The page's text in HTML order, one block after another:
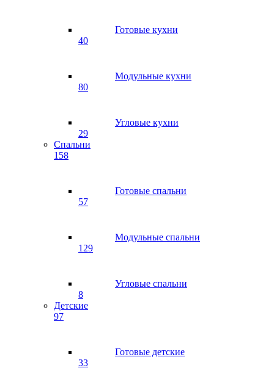
Готовые кухни
40
Модульные кухни
80
Угловые кухни
29
Спальни
158
Готовые спальни
57
Модульные спальни
129
Угловые спальни
8
Детские
97
Готовые детские
33